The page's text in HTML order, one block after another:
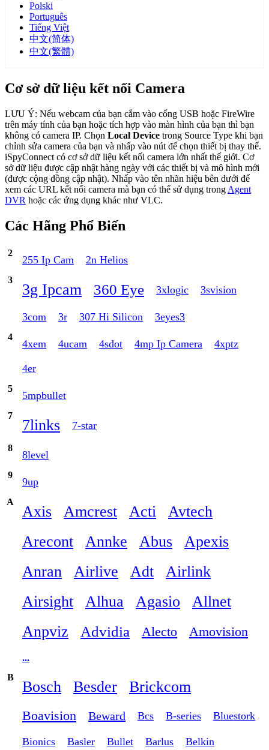
Polski
Português
Tiếng Việt
中文(简体)
中文(繁體)
Cơ sở dữ liệu kết nối Camera
LƯU Ý: Nếu webcam của bạn cắm vào cổng USB hoặc FireWire
trên máy tính của bạn hoặc tích hợp vào màn hình của bạn thì bạn
không có camera IP. Chọn Local Device trong Source Type khi bạn
chỉnh sửa camera của bạn và nhấp vào nút để chọn thiết bị thay thế.
iSpyConnect có cơ sở dữ liệu kết nối camera lớn nhất thế giới. Cơ
sở dữ liệu được cập nhật hàng ngày với các thiết bị và mô hình mới
(được cộng đồng cập nhật). Nhấp vào tên nhãn hiệu bên dưới để
xem các URL kết nối camera mà bạn có thể sử dụng trong Agent
DVR hoặc các ứng dụng khác như VLC.
Các Hãng Phổ Biến
2
255 Ip Cam 2n Helios
3
3g Ipcam 360 Eye 3xlogic 3svision
3com 3r 307 Hi Silicon 3eyes3
4
4xem 4ucam 4sdot 4mp Ip Camera 4xptz
4er
5
5mpbullet
7
7links 7-star
8
8level
9
9up
A
Axis Amcrest Acti
Avtech
Arecont
Annke Abus
Apexis
Anran
Airlive Adt
Airlink
Airsight
Alhua Agasio
Allnet
Anpviz
Advidia Alecto Amovision
...
B
Bosch Besder Brickcom
Boavision Beward Bcs B-series Bluestork
Bionics Basler Bullet Barlus Belkin